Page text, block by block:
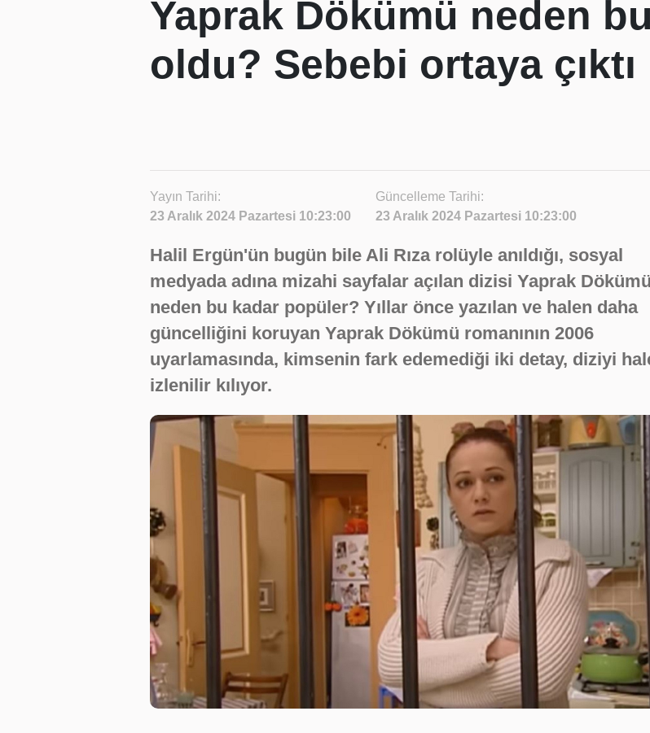
Yaprak Dökümü neden
oldu? Sebebi ortaya çıktı
Yayın Tarihi:
23 Aralık 2024 Pazartesi 10:23:00
Güncelleme Tarihi:
23 Aralık 2024 Pazartesi 10:23:00
Halil Ergün'ün bugün bile Ali Rıza rolüyle anıldığı, sosyal
medyada adına mizahi sayfalar açılan dizisi Yaprak
neden bu kadar popüler? Yıllar önce yazılan ve halen daha
güncelliğini koruyan Yaprak Dökümü romanının 2006
uyarlamasında, kimsenin fark edemediği iki detay, diziyi
izlenilir kılıyor.